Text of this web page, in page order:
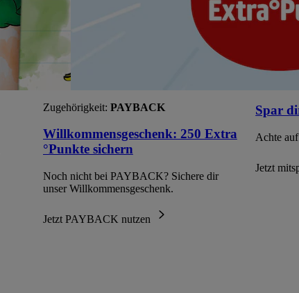
Zugehörigkeit: PAYBACK
Willkommensgeschenk: 250 Extra
°Punkte sichern
Noch nicht bei PAYBACK? Sichere dir
unser Willkommensgeschenk.
Jetzt PAYBACK nutzen
Spar
Achte
Jetzt